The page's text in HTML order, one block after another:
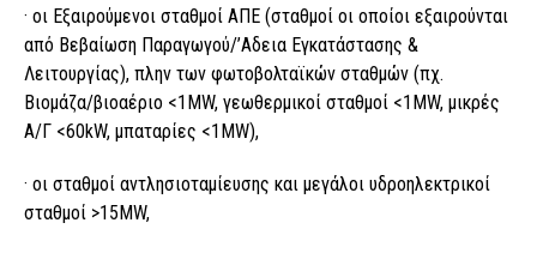
· οι Εξαιρούμενοι σταθμοί ΑΠΕ (σταθμοί οι οποίοι εξαιρούνται
από Βεβαίωση Παραγωγού/’Αδεια Εγκατάστασης &
Λειτουργίας), πλην των φωτοβολταϊκών σταθμών (πχ.
Βιομάζα/βιοαέριο <1MW, γεωθερμικοί σταθμοί <1MW, μικρές
Α/Γ <60kW, μπαταρίες <1MW),
· οι σταθμοί αντλησιοταμίευσης και μεγάλοι υδροηλεκτρικοί
σταθμοί >15MW,